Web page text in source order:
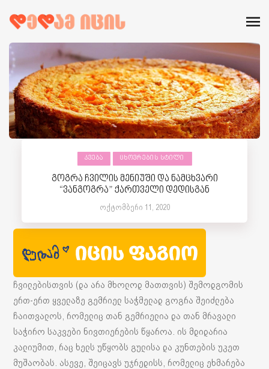
ᲙᲕᲔᲑᲐ ᲪᲮᲝᲕᲠᲔᲑᲘᲡ ᲡᲢᲘᲚᲘ
გოგრა ჩვილის მენიუში და ნამცხვარი
“ვანგოგრა” ქართველი დედისგან
ოქტომბერი 11, 2020
ჩვილებისთვის (და არა მხოლოდ მათთვის) შემოდგომის
ერთ-ერთ ყველაზე გემრიელ საჭმელად გოგრა შეიძლება
ჩაითვალოს, რომელიც თან გემრიელია და თან მრავალი
საჭირო საკვები ნივთიერების წყაროა. ის მდიდარია
კალიუმით, რაც ხელს უწყობს გულისა და კუნთების უკეთ
მუშაობას. ასევე, შეიცავს უჯრედისს, რომელიც ეხმარება